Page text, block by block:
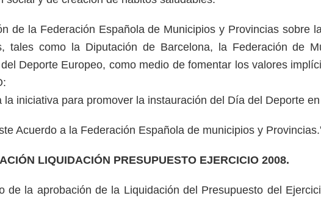
de la Federación Española de Municipios y Provincias sobre
tales como la Diputación de Barcelona, la Federación de
Deporte Europeo, como medio de fomentar los valores
la iniciativa para promover la instauración del Día del Deporte
Acuerdo a la Federación Española de municipios y
LIQUIDACIÓN PRESUPUESTO EJERCICIO 2008.
la aprobación de la Liquidación del Presupuesto del